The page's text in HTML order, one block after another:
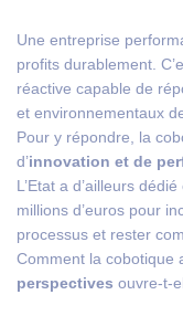
Une entreprise
profits durablement.
réactive capable de
et environnementaux
Pour y répondre, la
d’innovation et de
L’Etat a d’ailleurs
millions d’euros pour
processus et rester
Comment la cobotique
perspectives ouvre-t-